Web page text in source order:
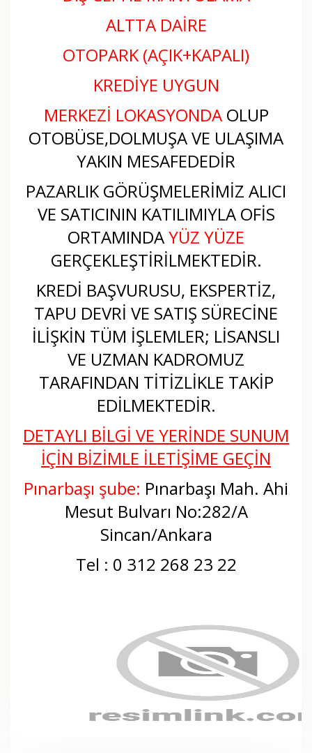
ALTTA DAİRE
OTOPARK (AÇIK+KAPALI)
KREDİYE UYGUN
MERKEZİ LOKASYONDAOLUP
OTOBÜSE,DOLMUŞA VE ULAŞIMA
YAKIN MESAFEDEDİR
PAZARLIK GÖRÜŞMELERİMİZ ALICI
VE SATICININ KATILIMIYLA OFİS
ORTAMINDAYÜZ YÜZE
GERÇEKLEŞTİRİLMEKTEDİR.
KREDİ BAŞVURUSU, EKSPERTİZ,
TAPU DEVRİ VE SATIŞ SÜRECİNE
İLİŞKİN TÜM İŞLEMLER; LİSANSLI
VE UZMAN KADROMUZ
TARAFINDAN TİTİZLİKLE TAKİP
EDİLMEKTEDİR.
DETAYLI BİLGİ VE YERİNDE SUNUM
İÇİN BİZİMLE İLETİŞİME GEÇİN
Pınarbaşı şube: Pınarbaşı Mah. Ahi
Mesut Bulvarı No:282/A
Sincan/Ankara
Tel : 0 312 268 23 22